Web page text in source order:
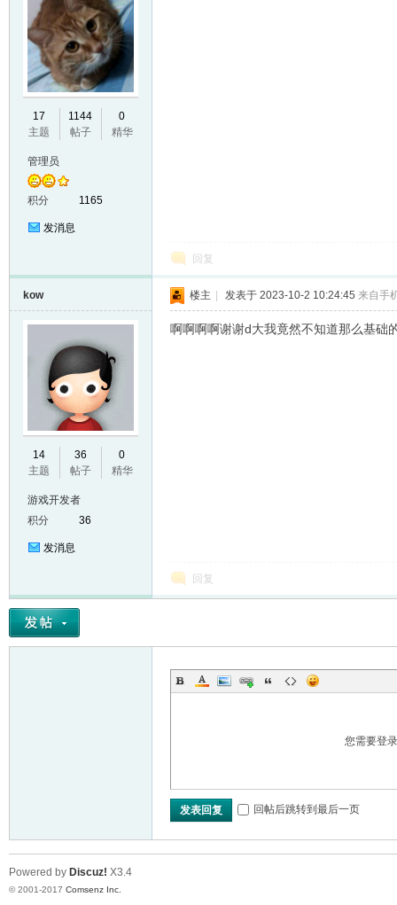
M
17
主题
1144
帖子
0
精华
管理员
积分 1165
发消息
回复
kow
14
主题
36
帖子
0
精华
游戏开发者
积分
36
发消息
楼主 发表于 2023-10-2 10:24:45 来自手
啊啊啊啊谢谢d大我竟然不知道那么基础
回复
您需要登
发表回复 回帖后跳转到最后一页
Powered by Discuz! X3.4
© 2001-2017 Comsenz Inc.